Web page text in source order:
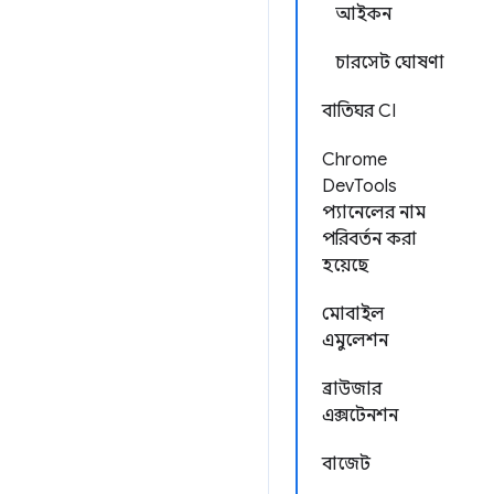
আইকন
চারসেট ঘোষণা
বাতিঘর CI
Chrome
DevTools
প্যানেলের নাম
পরিবর্তন করা
হয়েছে
মোবাইল
এমুলেশন
ব্রাউজার
এক্সটেনশন
বাজেট